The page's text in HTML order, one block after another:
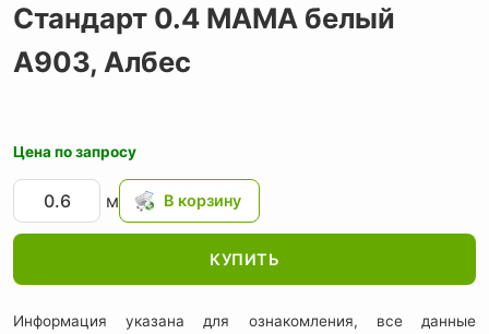
Стандарт 0.4 МАМА белый
А903, Албес
Цена по запросу
м
КУПИТЬ
Информация указана для ознакомления, все данные